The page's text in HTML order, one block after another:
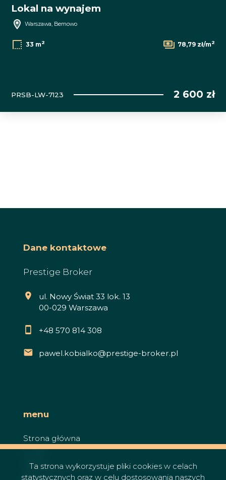
Lokal na wynajem
Warszawa, Bemowo
33 m2 78,79 zł/m2
PRSB-LW-7123 2 600 zł
Dane kontaktowe
Prestige Broker
ul. Nowy Świat 33 lok. 13
00-029 Warszawa
+48 570 814 308
pawel.kobialko@prestige-broker.pl
menu
Strona główna
O nas
Oferty
Zgłoszenia
Ta strona wykorzystuje pliki cookies w celach
statystycznych oraz w celu dostosowania naszych